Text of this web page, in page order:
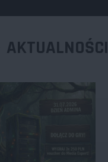
AKTUALNOŚCI